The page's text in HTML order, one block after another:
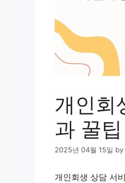
개인회
과 꿀
2025년 04월 15일 by
개인회생 상담 서